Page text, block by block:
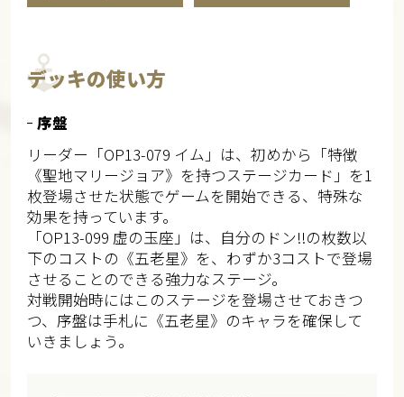
デッキの使い方
序盤
リーダー「OP13-079 イム」は、初めから「特徴
《聖地マリージョア》を持つステージカード」を1
枚登場させた状態でゲームを開始できる、特殊な
効果を持っています。
「OP13-099 虚の玉座」は、自分のドン!!の枚数以
下のコストの《五老星》を、わずか3コストで登場
させることのできる強力なステージ。
対戦開始時にはこのステージを登場させておきつ
つ、序盤は手札に《五老星》のキャラを確保して
いきましょう。